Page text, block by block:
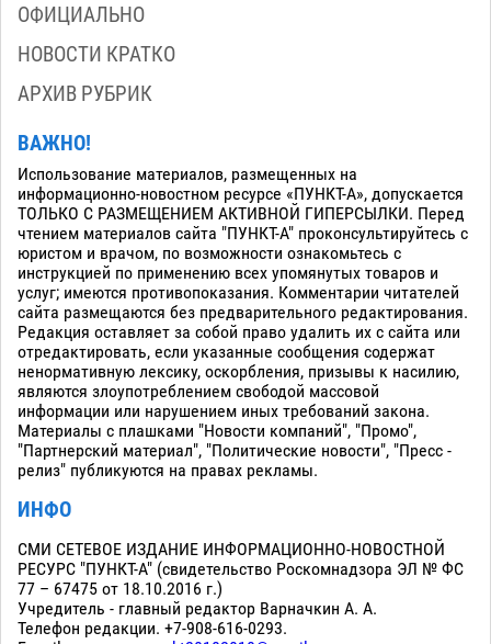
ОФИЦИАЛЬНО
НОВОСТИ КРАТКО
АРХИВ РУБРИК
ВАЖНО!
Использование материалов, размещенных на
информационно-новостном ресурсе «ПУНКТ-А», допускается
ТОЛЬКО С РАЗМЕЩЕНИЕМ АКТИВНОЙ ГИПЕРСЫЛКИ. Перед
чтением материалов сайта "ПУНКТ-А" проконсультируйтесь с
юристом и врачом, по возможности ознакомьтесь с
инструкцией по применению всех упомянутых товаров и
услуг; имеются противопоказания. Комментарии читателей
сайта размещаются без предварительного редактирования.
Редакция оставляет за собой право удалить их с сайта или
отредактировать, если указанные сообщения содержат
ненормативную лексику, оскорбления, призывы к насилию,
являются злоупотреблением свободой массовой
информации или нарушением иных требований закона.
Материалы с плашками "Новости компаний", "Промо",
"Партнерский материал", "Политические новости", "Пресс -
релиз" публикуются на правах рекламы.
ИНФО
СМИ СЕТЕВОЕ ИЗДАНИЕ ИНФОРМАЦИОННО-НОВОСТНОЙ
РЕСУРС "ПУНКТ-А" (свидетельство Роскомнадзора ЭЛ № ФС
77 – 67475 от 18.10.2016 г.)
Учредитель - главный редактор Варначкин А. А.
Телефон редакции. +7-908-616-0293.